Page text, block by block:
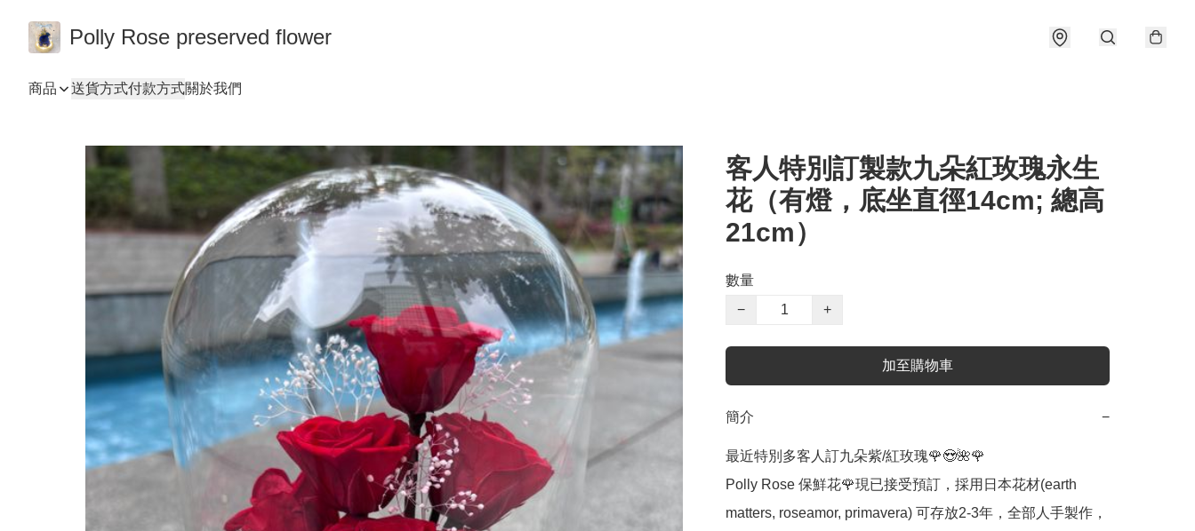
Polly Rose preserved flower
商品 送貨方式付款方式關於我們
客人特別訂製款九朵紅玫瑰永生
花（有燈，底坐直徑14cm; 總高
21cm）
數量
−
+
加至購物車
簡介 −
最近特別多客人訂九朵紫/紅玫瑰🌹😍🌺🌹
Polly Rose 保鮮花🌹現已接受預訂，採用日本花材(earth
matters, roseamor, primavera) 可存放2-3年，全部人手製作，